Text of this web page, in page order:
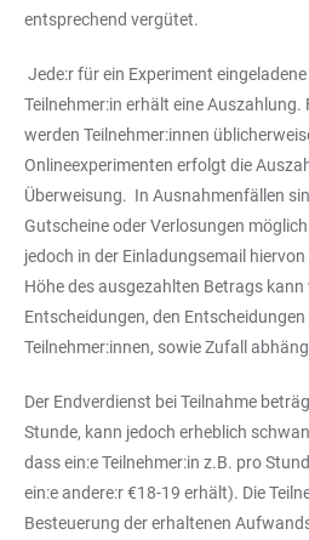
entsprechend vergütet.
Jede:r für ein Experiment
Teilnehmer:in erhält eine
werden Teilnehmer:innen
Onlineexperimenten erfolgt die
Überweisung. In Ausnahmenfällen
Gutscheine oder Verlosungen
jedoch in der Einladungsemail
Höhe des ausgezahlten Betrags kann
Entscheidungen, den Entscheidungen
Teilnehmer:innen, sowie Zufall
Der Endverdienst bei Teilnahme
Stunde, kann jedoch erheblich
dass ein:e Teilnehmer:in z.B. pro
ein:e andere:r €18-19 erhält). Die
Besteuerung der erhaltenen